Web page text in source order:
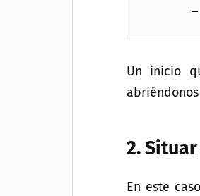
Un inicio
2.
En este